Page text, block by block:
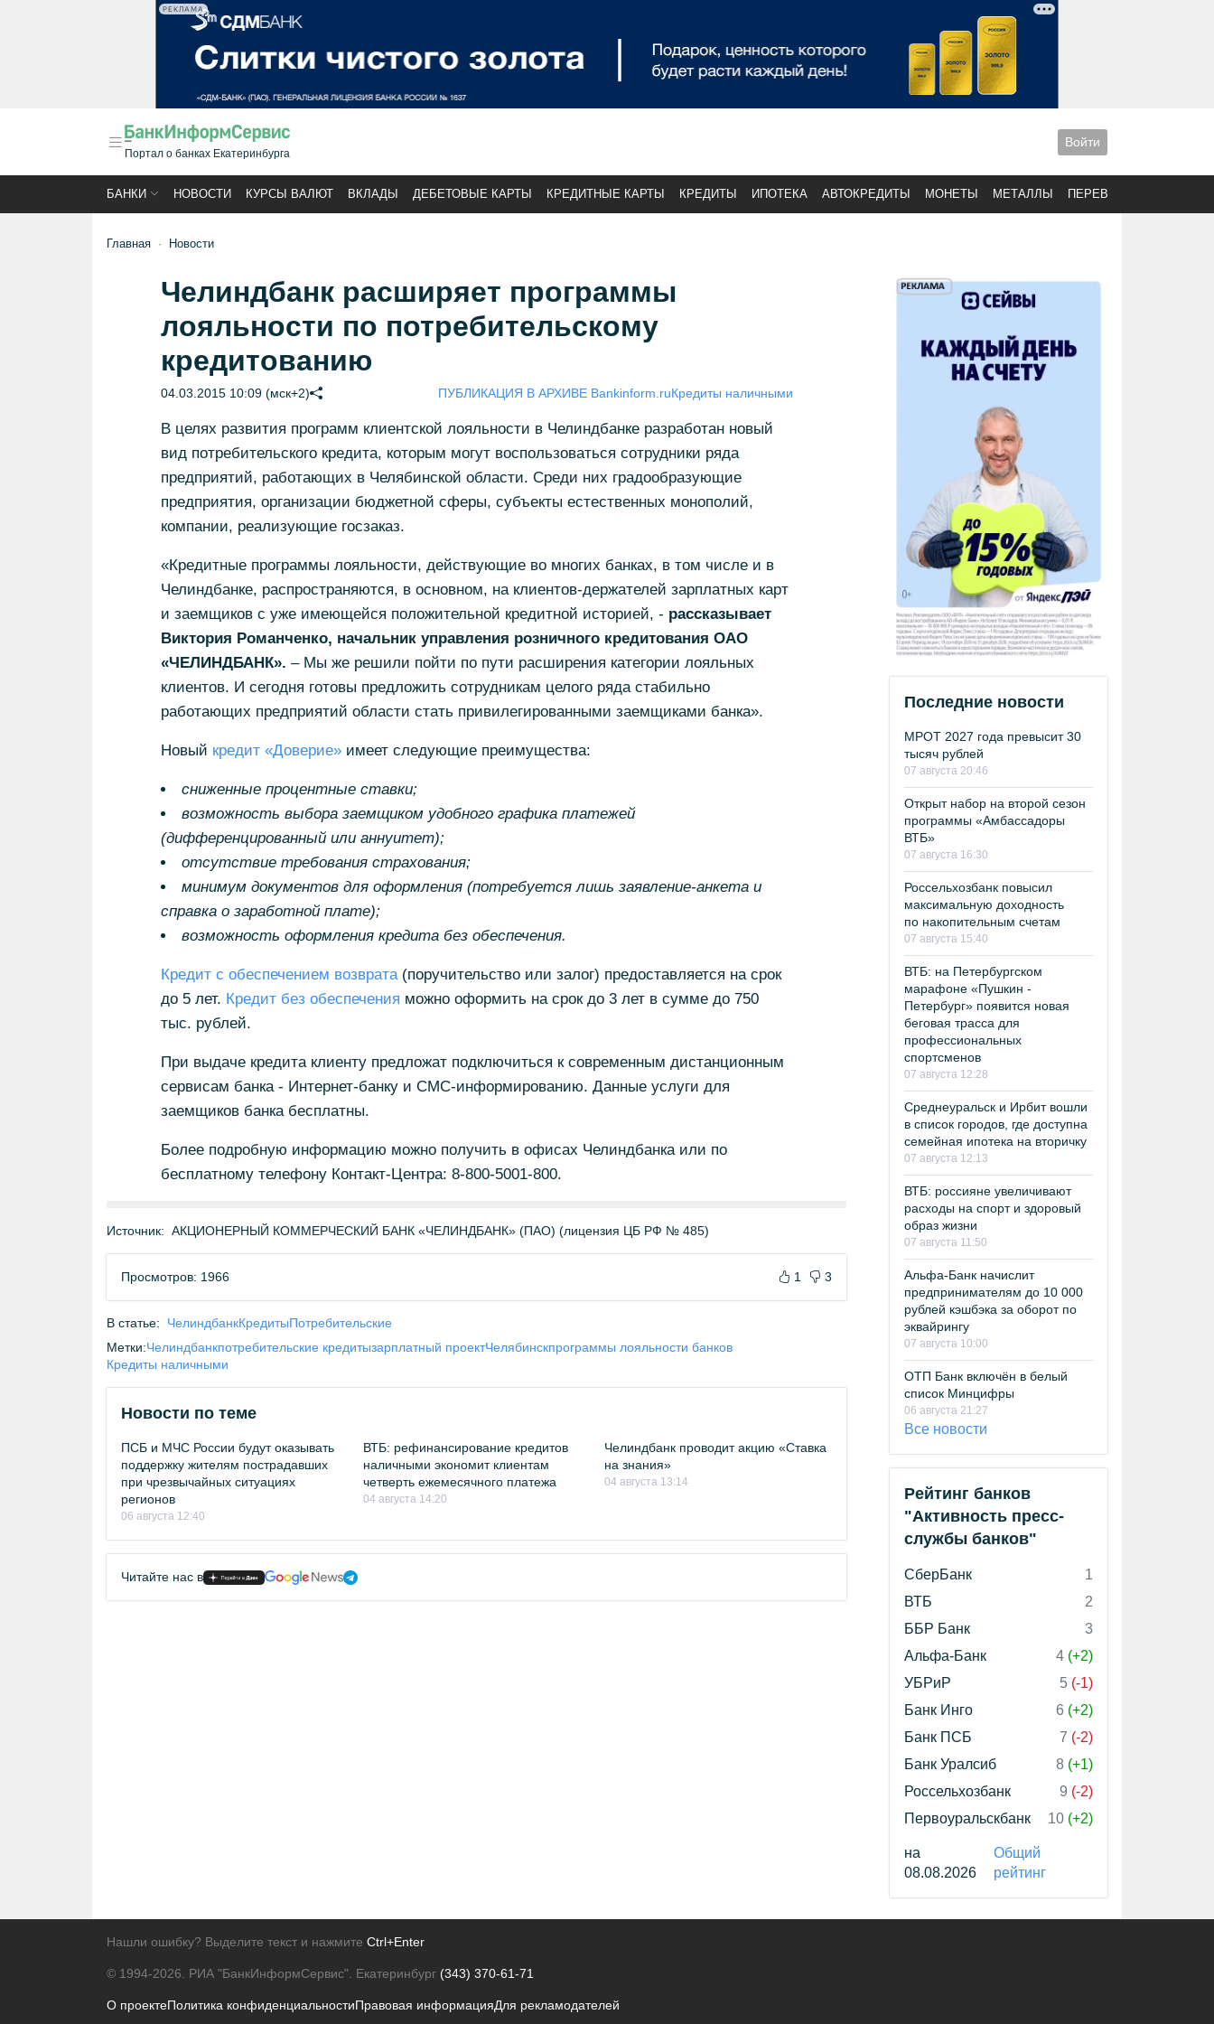
РЕКЛАМА
Портал о банках Екатеринбурга
Войти
БАНКИ НОВОСТИ КУРСЫ ВАЛЮТ ВКЛАДЫ ДЕБЕТОВЫЕ КАРТЫ КРЕДИТНЫЕ КАРТЫ КРЕДИТЫ ИПОТЕКА АВТОКРЕДИТЫ МОНЕТЫ МЕТАЛЛЫ ПЕРЕВОДЫ
Главная Новости
Челиндбанк расширяет программы
лояльности по потребительскому
кредитованию
04.03.2015 10:09 (мск+2) ПУБЛИКАЦИЯ В АРХИВЕ Bankinform.ruКредиты наличными
В целях развития программ клиентской лояльности в Челиндбанке разработан новый
вид потребительского кредита, которым могут воспользоваться сотрудники ряда
предприятий, работающих в Челябинской области. Среди них градообразующие
предприятия, организации бюджетной сферы, субъекты естественных монополий,
компании, реализующие госзаказ.
«Кредитные программы лояльности, действующие во многих банках, в том числе и в
Челиндбанке, распространяются, в основном, на клиентов-держателей зарплатных карт
и заемщиков с уже имеющейся положительной кредитной историей, - рассказывает
Виктория Романченко, начальник управления розничного кредитования ОАО
«ЧЕЛИНДБАНК». – Мы же решили пойти по пути расширения категории лояльных
клиентов. И сегодня готовы предложить сотрудникам целого ряда стабильно
работающих предприятий области стать привилегированными заемщиками банка».
Новый кредит «Доверие»имеет следующие преимущества:
сниженные процентные ставки;
возможность выбора заемщиком удобного графика платежей
(дифференцированный или аннуитет);
отсутствие требования страхования;
минимум документов для оформления (потребуется лишь заявление-анкета и
справка о заработной плате);
возможность оформления кредита без обеспечения.
Кредит с обеспечением возврата(поручительство или залог) предоставляется на срок
до 5 лет. Кредит без обеспечения можно оформить на срок до 3 лет в сумме до 750
тыс. рублей.
При выдаче кредита клиенту предложат подключиться к современным дистанционным
сервисам банка - Интернет-банку и СМС-информированию. Данные услуги для
заемщиков банка бесплатны.
Более подробную информацию можно получить в офисах Челиндбанка или по
бесплатному телефону Контакт-Центра: 8-800-5001-800.
Источник: АКЦИОНЕРНЫЙ КОММЕРЧЕСКИЙ БАНК «ЧЕЛИНДБАНК» (ПАО) (лицензия ЦБ РФ № 485)
Просмотров: 1966 1 3
В статье: ЧелиндбанкКредитыПотребительские
Метки:Челиндбанкпотребительские кредитызарплатный проектЧелябинскпрограммы лояльности банков
Кредиты наличными
Новости по теме
ПСБ и МЧС России будут оказывать
поддержку жителям пострадавших
при чрезвычайных ситуациях
регионов
06 августа 12:40
ВТБ: рефинансирование кредитов
наличными экономит клиентам
четверть ежемесячного платежа
04 августа 14:20
Челиндбанк проводит акцию «Ставка
на знания»
04 августа 13:14
Читайте нас в
Последние новости
МРОТ 2027 года превысит 30
тысяч рублей
07 августа 20:46
Открыт набор на второй сезон
программы «Амбассадоры
ВТБ»
07 августа 16:30
Россельхозбанк повысил
максимальную доходность
по накопительным счетам
07 августа 15:40
ВТБ: на Петербургском
марафоне «Пушкин -
Петербург» появится новая
беговая трасса для
профессиональных
спортсменов
07 августа 12:28
Среднеуральск и Ирбит вошли
в список городов, где доступна
семейная ипотека на вторичку
07 августа 12:13
ВТБ: россияне увеличивают
расходы на спорт и здоровый
образ жизни
07 августа 11:50
Альфа-Банк начислит
предпринимателям до 10 000
рублей кэшбэка за оборот по
эквайрингу
07 августа 10:00
ОТП Банк включён в белый
список Минцифры
06 августа 21:27
Все новости
Рейтинг банков
"Активность пресс-
службы банков"
СберБанк
1
ВТБ
2
ББР Банк
3
Альфа-Банк
4 (+2)
УБРиР
5 (-1)
Банк Инго
6 (+2)
Банк ПСБ
7 (-2)
Банк Уралсиб
8 (+1)
Россельхозбанк
9 (-2)
Первоуральскбанк
10 (+2)
на
08.08.2026
Общий
рейтинг
Нашли ошибку? Выделите текст и нажмите Ctrl+Enter
© 1994-2026. РИА "БанкИнформСервис". Екатеринбург (343) 370-61-71
О проектеПолитика конфиденциальностиПравовая информацияДля рекламодателей